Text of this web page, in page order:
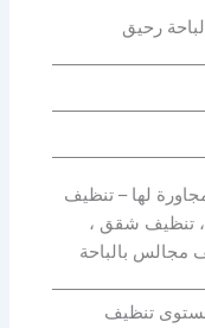
رحيق
لها – تنظيف
، تنظيف شقق ،
مجالس بالباحة
تنظيف